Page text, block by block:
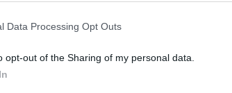
Data Processing Opt Outs
opt-out of the Sharing of my personal data.
nagyon gyakran."
királlyal
ápol Károly királlyal. Már